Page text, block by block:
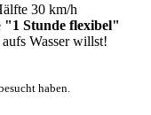
30 km/h
"1 Stunde flexibel"
Wasser willst!
haben.